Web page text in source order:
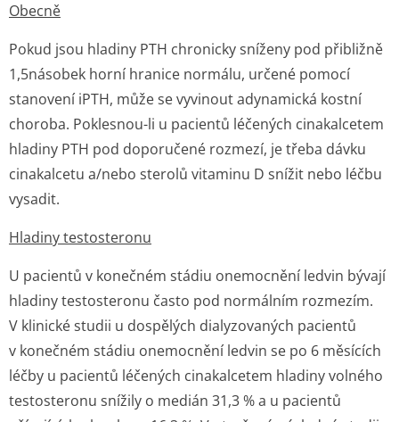
Obecně
Pokud jsou hladiny PTH chronicky sníženy pod přibližně
1,5násobek horní hranice normálu, určené pomocí
stanovení iPTH, může se vyvinout adynamická kostní
choroba. Poklesnou-li u pacientů léčených cinakalcetem
hladiny PTH pod doporučené rozmezí, je třeba dávku
cinakalcetu a/nebo sterolů vitaminu D snížit nebo léčbu
vysadit.
Hladiny testosteronu
U pacientů v konečném stádiu onemocnění ledvin bývají
hladiny testosteronu často pod normálním rozmezím.
V klinické studii u dospělých dialyzovaných pacientů
v konečném stádiu onemocnění ledvin se po 6 měsících
léčby u pacientů léčených cinakalcetem hladiny volného
testosteronu snížily o medián 31,3 % a u pacientů